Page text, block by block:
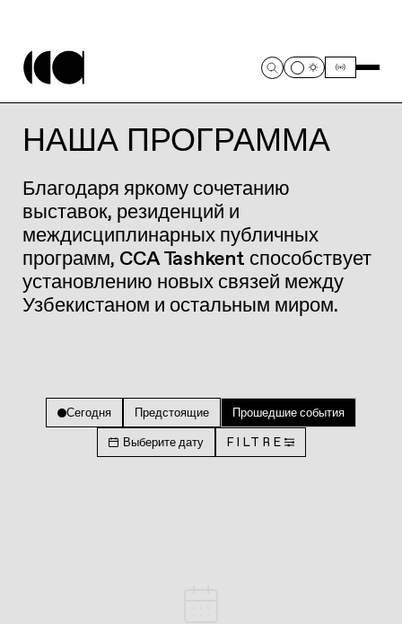
НАША ПРОГРАММА
Благодаря яркому сочетанию
выставок, резиденций и
междисциплинарных публичных
программ, CCA Tashkent способствует
установлению новых связей между
Узбекистаном и остальным миром.
Сегодня Предстоящие Прошедшие события
Выберите дату FILTRE